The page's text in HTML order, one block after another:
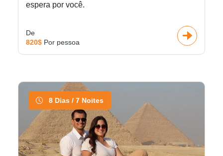
espera por você.
De
820$ Por pessoa
8 Dias / 7 Noites